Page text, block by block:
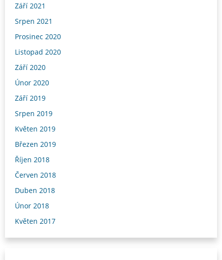
Září 2021
Srpen 2021
Prosinec 2020
Listopad 2020
Září 2020
Únor 2020
Září 2019
Srpen 2019
Květen 2019
Březen 2019
Říjen 2018
Červen 2018
Duben 2018
Únor 2018
Květen 2017